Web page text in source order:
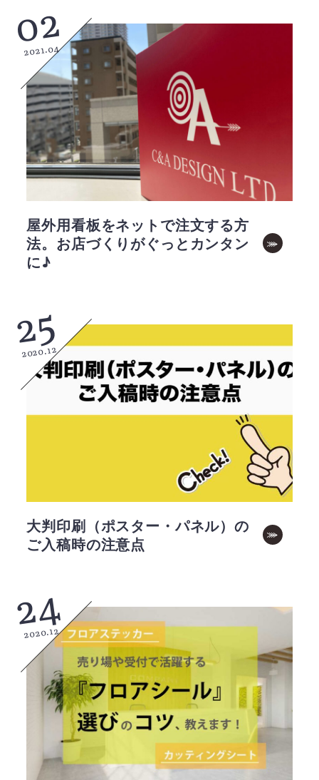
02
2021.04
屋外用看板をネットで注文する方
法。お店づくりがぐっとカンタン
に♪
25
2020.12
大判印刷（ポスター・パネル）の
ご入稿時の注意点
24
2020.12